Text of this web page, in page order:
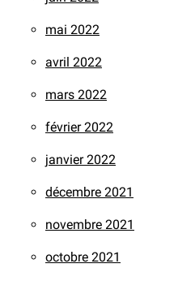
mai 2022
avril 2022
mars 2022
février 2022
janvier 2022
décembre 2021
novembre 2021
octobre 2021